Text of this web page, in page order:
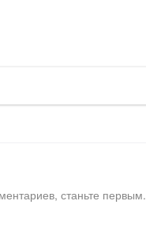
станьте первым.